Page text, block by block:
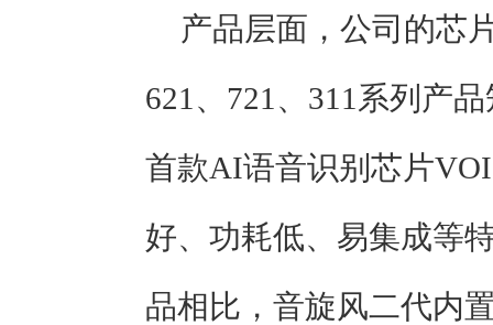
产品层面，公司的芯
621、721、311系列产
首款AI语音识别芯片
好、功耗低、易集成等
品相比，音旋风二代内